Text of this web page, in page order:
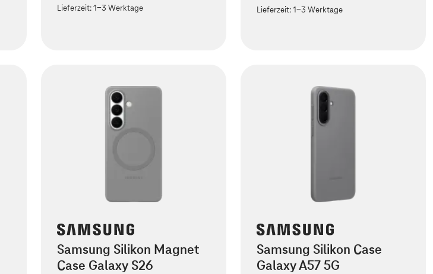
Lieferzeit:1-3 Werktage Lieferzeit:1-3 Werktage
Samsung Silikon Magnet
Case Galaxy S26
Samsung Silikon Case
Galaxy A57 5G